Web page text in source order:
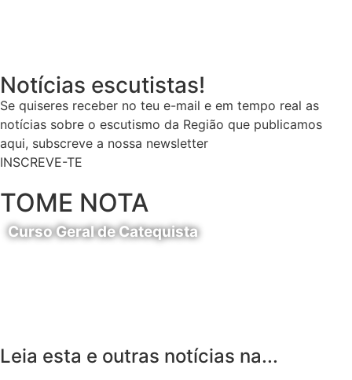
Notícias escutistas!
Se quiseres receber no teu e-mail e em tempo real as
notícias sobre o escutismo da Região que publicamos
aqui, subscreve a nossa newsletter
INSCREVE-TE
TOME NOTA
Curso Geral de Catequista
Leia esta e outras notícias na...